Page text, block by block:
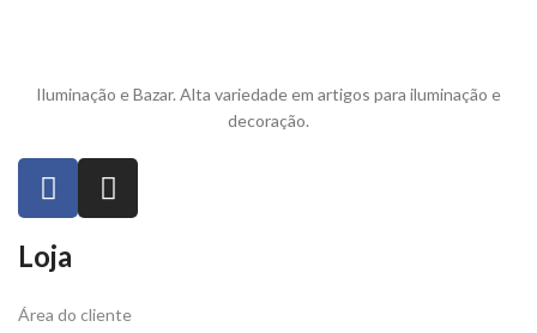
Iluminação e Bazar. Alta variedade em artigos para iluminação e
decoração.
Loja
Área do cliente